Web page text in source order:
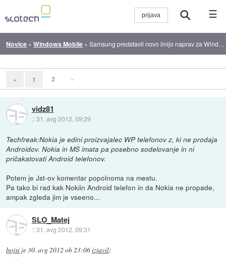
☰
Novice »Windows Mobile »Samsung predstavil novo linijo naprav za Windows (Phone) 8
« 1 2 »
vidz81
::31. avg 2012, 09:29
Techfreak:Nokia je edini proizvajalec WP telefonov z, ki ne prodaja
Androidov. Nokia in MS imata pa posebno sodelovanje in ni
pričakatovati Android telefonov.
Potem je Jst-ov komentar popolnoma na mestu.
Pa tako bi rad kak Nokiin Android telefon in da Nokia ne propade,
ampak zgleda jim je vseeno...
SLO_Matej
::31. avg 2012, 09:31
bojsi je30. avg 2012 ob 23:06izjavil: